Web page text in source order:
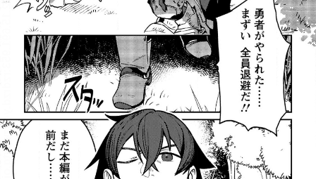
:692.15.691.953:rzdrzd.ydgzwzktg.oi :692.15.691.953:rzdrzd.ydgzwzktg.oi